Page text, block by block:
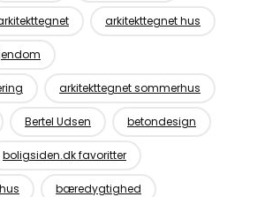
arkitekttegnet hus
arkitekttegnet sommerhus
Bertel Udsen betondesign
boligsiden.dk favoritter
bæredygtighed